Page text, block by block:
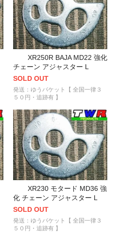
XR250R BAJA MD22 強化
チェーン アジャスター L
SOLD OUT
発送：ゆうパケット【 全国一律３
５０円・追跡有 】
XR230 モタード MD36 強
化 チェーン アジャスター L
SOLD OUT
発送：ゆうパケット【 全国一律３
５０円・追跡有 】